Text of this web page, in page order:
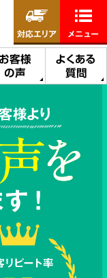
お客様
の声
よくある
質問
対応エリア メニュー
様より